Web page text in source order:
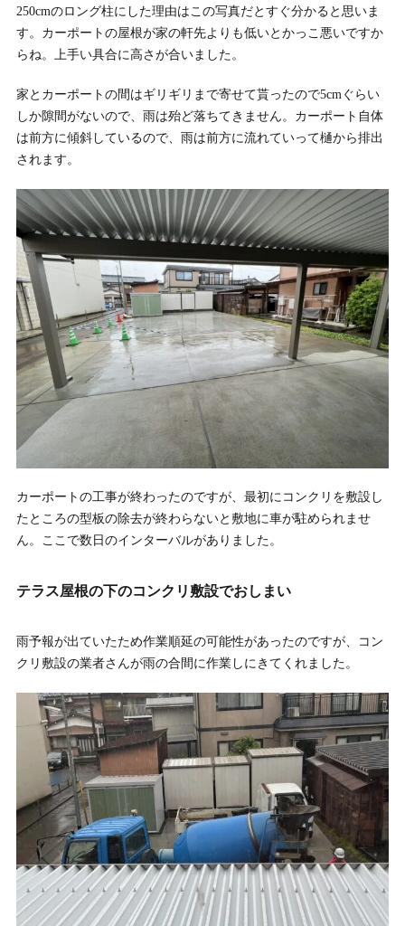
250cmのロング柱にした理由はこの写真だとすぐ分かると思いま
す。カーポートの屋根が家の軒先よりも低いとかっこ悪いですか
らね。上手い具合に高さが合いました。
家とカーポートの間はギリギリまで寄せて貰ったので5cmぐらい
しか隙間がないので、雨は殆ど落ちてきません。カーポート自体
は前方に傾斜しているので、雨は前方に流れていって樋から排出
されます。
カーポートの工事が終わったのですが、最初にコンクリを敷設し
たところの型板の除去が終わらないと敷地に車が駐められませ
ん。ここで数日のインターバルがありました。
テラス屋根の下のコンクリ敷設でおしまい
雨予報が出ていたため作業順延の可能性があったのですが、コン
クリ敷設の業者さんが雨の合間に作業しにきてくれました。